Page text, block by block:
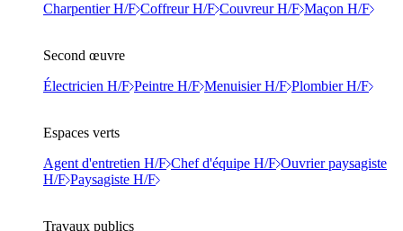
Charpentier H/F Coffreur H/F Couvreur H/F Maçon H/F
Second œuvre
Électricien H/F Peintre H/F Menuisier H/F Plombier H/F
Espaces verts
Agent d'entretien H/F Chef d'équipe H/F Ouvrier paysagiste
H/F Paysagiste H/F
Travaux publics